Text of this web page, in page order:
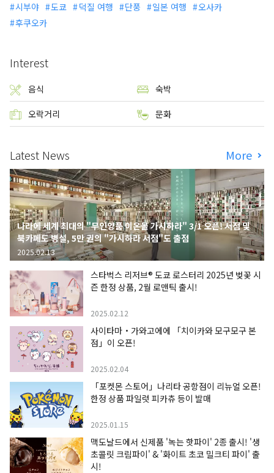
시부야 도쿄 덕질 여행 단풍 일본 여행
오사카
후쿠오카
Interest
음식 숙박
오락거리 문화
Latest News More
나라에 세계 최대의 "무인양품 이온몰 가시하라" 3/1 오픈! 서점 및
북카페도 병설, 5만 권의 "가시하라 서점"도 출점
2025.02.13
스타벅스 리저브® 도쿄 로스터리 2025년 벚꽃 시
즌 한정 상품, 2월 로맨틱 출시!
2025.02.12
사이타마・가와고에에 「치이카와 모구모구 본
점」이 오픈!
2025.02.04
「포켓몬 스토어」나리타 공항점이 리뉴얼 오픈!
한정 상품 파일럿 피카츄 등이 발매
2025.01.15
맥도날드에서 신제품 '녹는 핫파이' 2종 출시! '생
초콜릿 크림파이' & '화이트 초코 밀크티 파이' 출
시!